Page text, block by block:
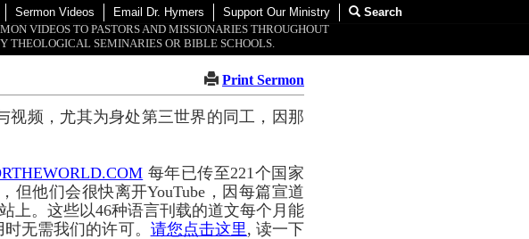
Sermon Videos Email Dr. Hymers Support Our Ministry
Search
VIDEOS TO PASTORS AND MISSIONARIES THROUGHOUT
THEOLOGICAL SEMINARIES OR BIBLE SCHOOLS.
Print Sermon
视频，尤其为身处第三世界的同工，因那
每年已传至221个国家
但他们会很快离开YouTube，因每篇宣道
上。这些以46种语言刊载的道文每个月能
无需我们的许可。 请您点击这里, 读一下